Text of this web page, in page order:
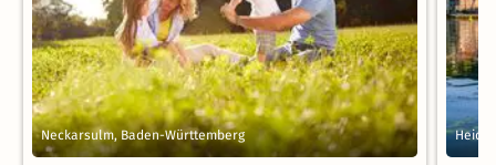
Neckarsulm, Baden-Württemberg